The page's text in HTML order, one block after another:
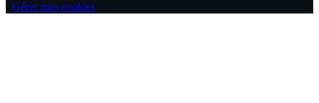
Gérer mes cookies